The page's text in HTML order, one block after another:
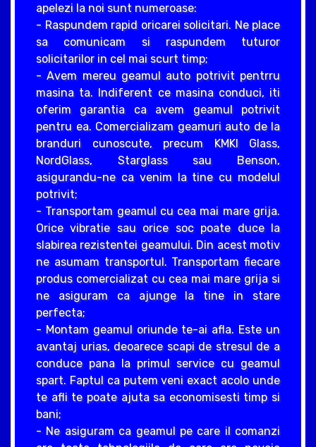
apelezi la noi sunt numeroase:
- Raspundem rapid oricarei solicitari. Ne place
sa comunicam si raspundem tuturor
solicitarilor in cel mai scurt timp;
- Avem mereu geamul auto potrivit pentrru
masina ta. Indiferent ce masina conduci, iti
oferim garantia ca avem geamul potrivit
pentru ea. Comercializam geamuri auto de la
branduri cunoscute, precum KMKI Glass,
NordGlass, Starglass sau Benson,
asigurandu-ne ca venim la tine cu modelul
potrivit;
- Transportam geamul cu cea mai mare grija.
Orice vibratie sau orice soc poate duce la
slabirea rezistentei geamului. Din acest motiv
ne asumam transportul. Transportam fiecare
produs comercializat cu cea mai mare grija si
ne asiguram ca ajunge la tine in stare
perfecta;
- Montam geamul oriunde te-ai afla. Este un
avantaj urias, deoarece scapi de stresul de a
conduce pana la primul service cu geamul
spart. Faptul ca putem veni exact acolo unde
te afli te poate ajuta sa economisesti timp si
bani;
- Ne asiguram ca geamul pe care il comanzi